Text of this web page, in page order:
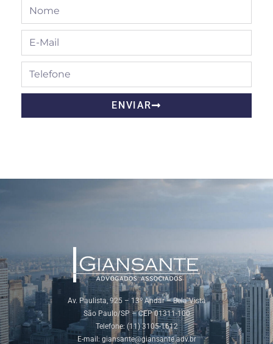
ENVIAR
Av. Paulista, 925 – 13º Andar – Bela Vista
São Paulo/SP – CEP 01311-100
Telefone: (11) 3105-1612
E-mail: giansante@giansante.adv.br